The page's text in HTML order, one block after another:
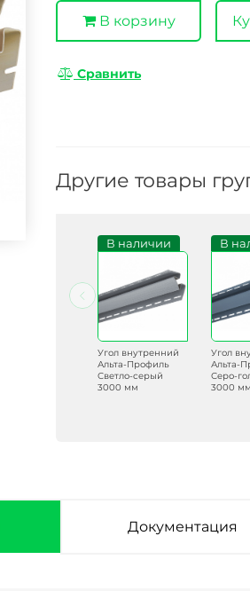
В корзину
Сравнить
Другие товары
В наличии
Угол внутренний
Альта-Профиль
Светло-серый
3000 мм
В
Угол
Альта-
Серо-
3000 мм
Документация